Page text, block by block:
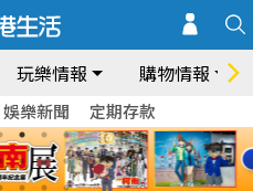
玩樂情報 購物情報
娛樂新聞 定期存款